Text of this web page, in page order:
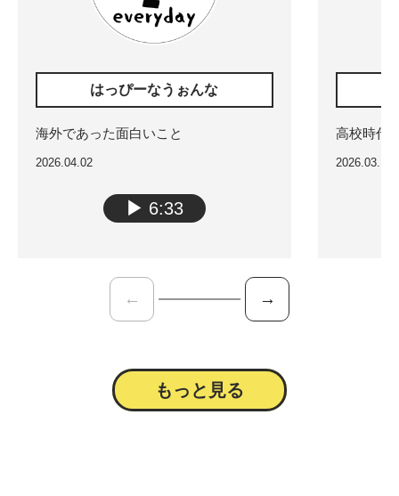
はっぴーなうぉんな
海外であった面白いこと
2026.04.02
▶︎ 6:33
高校時代
2026.03.13
← →
もっと見る